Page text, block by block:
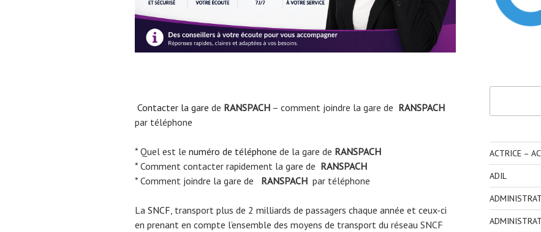
Contacter la gare de RANSPACH – comment joindre la gare de RANSPACH
par téléphone
* Quel est le numéro de téléphone de la gare de RANSPACH
* Comment contacter rapidement la gare de RANSPACH
* Comment joindre la gare de
RANSPACH par téléphone
La SNCF, transport plus de 2 milliards de passagers chaque année et ceux-ci
en prenant en compte l’ensemble des moyens de transport du réseau SNCF
ACTRICE –
ADIL